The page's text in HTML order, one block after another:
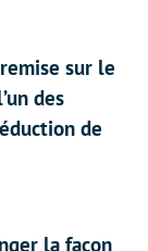
sur le
des
de
la façon